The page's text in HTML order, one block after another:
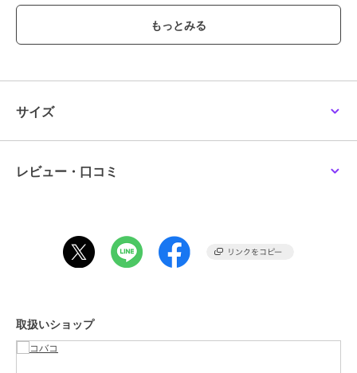
ブランド コバコ
／阪急ビューティーオン
性別タイプ
ドクリーム・ネイルケア
カラー
商品のお取り扱い方法
-
サイズ
レビュー・口コミ
取扱いショップ